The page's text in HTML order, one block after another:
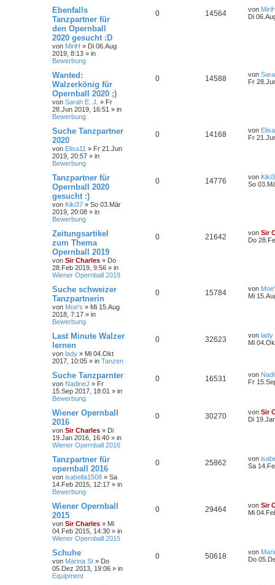
Ebenfalls
Tanzpartner für
den Opernball
2020 gesucht :D
von MiriH » Di 06.Aug
2019, 8:13 » in
Bewerbung
0 14564 von
Di
Wanted:
Walzerkönig für
Opernball 2020 ;)
von Sarah E. J. » Fr
28.Jun 2019, 16:51 » in
Bewerbung
0 14588 von
Fr
Suche Tanzpartner
2020
von Elisa11 » Fr 21.Jun
2019, 20:57 » in
Bewerbung
0 14168 von
Fr
Tanzpartner für
Opernball 2020
gesucht :)
von Kiki37 » So 03.Mär
2019, 20:08 » in
Bewerbung
0 14776 von
So
Zeitungsartikel
zum Thema
Opernball 2019
von Sir Charles » Do
28.Feb 2019, 9:56 » in
Wiener Opernball 2019
0 21642 von Sir
Do
Suche schweizer
Tanzpartnerin
von Moe's » Mi 15.Aug
2018, 7:17 » in
Bewerbung
0 15784 von
Mi
Last Minute Walzer
lernen
von lady » Mi 04.Okt
2017, 10:05 » in Tanzen
0 32623 von lady
Mi
Suche Tanzparnter
von NadineJ » Fr
15.Sep 2017, 18:01 » in
Bewerbung
0 16531 von
Fr
Wiener Opernball
2016
von Sir Charles » Di
19.Jan 2016, 16:40 » in
Wiener Opernball 2016
0 30270 von Sir
Di
Tanzpartner für
opernball 2016
von isabella1508 » Sa
14.Feb 2015, 12:17 » in
Bewerbung
0 25862 von
Sa
Wiener Opernball
2015
von Sir Charles » Mi
04.Feb 2015, 14:30 » in
Wiener Opernball 2015
0 29464 von Sir
Mi
Schuhe
von Marina St » Do
05.Dez 2013, 19:06 » in
Equipment
0 50618 von
Do